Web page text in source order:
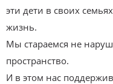
эти дети в своих
жизнь.
Мы стараемся не
пространство.
И в этом нас